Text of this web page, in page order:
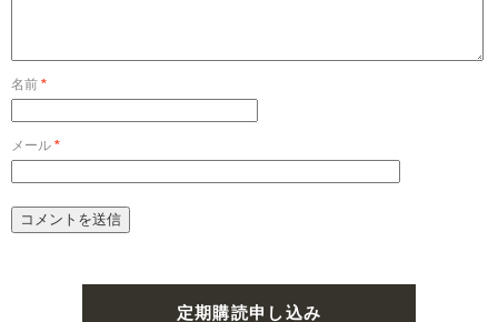
名前 *
メール *
定期購読申し込み